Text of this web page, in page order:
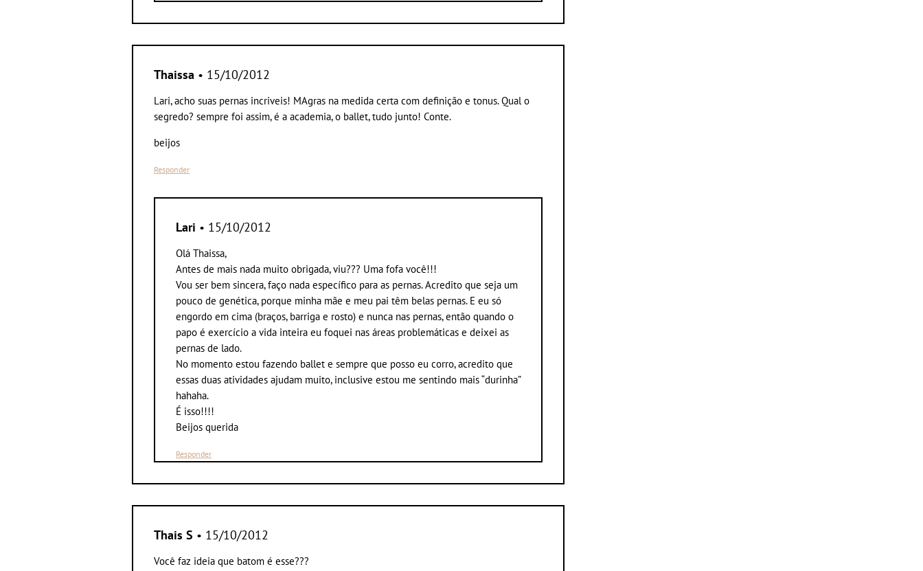
Thaissa • 15/10/2012
Lari, acho suas pernas incriveis! MAgras na medida certa com definição e tonus. Qual o
segredo? sempre foi assim, é a academia, o ballet, tudo junto! Conte.
beijos
Responder
Lari • 15/10/2012
Olá Thaissa,
Antes de mais nada muito obrigada, viu??? Uma fofa você!!!
Vou ser bem sincera, faço nada específico para as pernas. Acredito que seja um
pouco de genética, porque minha mãe e meu pai têm belas pernas. E eu só
engordo em cima (braços, barriga e rosto) e nunca nas pernas, então quando o
papo é exercício a vida inteira eu foquei nas áreas problemáticas e deixei as
pernas de lado.
No momento estou fazendo ballet e sempre que posso eu corro, acredito que
essas duas atividades ajudam muito, inclusive estou me sentindo mais “durinha”
hahaha.
É isso!!!!
Beijos querida
Responder
Thais S • 15/10/2012
Você faz ideia que batom é esse???